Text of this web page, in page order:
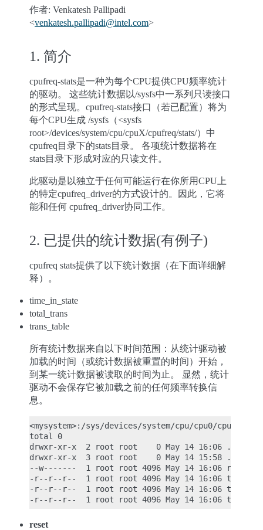
作者: Venkatesh Pallipadi
<venkatesh.pallipadi@intel.com>
1. 简介
cpufreq-stats是一种为每个CPU提供CPU频率统计
的驱动。 这些统计数据以/sysfs中一系列只读接口
的形式呈现。cpufreq-stats接口（若已配置）将为
每个CPU生成 /sysfs（<sysfs
root>/devices/system/cpu/cpuX/cpufreq/stats/）中
cpufreq目录下的stats目录。 各项统计数据将在
stats目录下形成对应的只读文件。
此驱动是以独立于任何可能运行在你所用CPU上
的特定cpufreq_driver的方式设计的。因此，它将
能和任何 cpufreq_driver协同工作。
2. 已提供的统计数据(有例子)
cpufreq stats提供了以下统计数据（在下面详细解
释）。
time_in_state
total_trans
trans_table
所有统计数据来自以下时间范围：从统计驱动被
加载的时间（或统计数据被重置的时间）开始，
到某一统计数据被读取的时间为止。 显然，统计
驱动不会保存它被加载之前的任何频率转换信
息。
<mysystem>:/sys/devices/system/cpu/cpu0/
total 0
drwxr-xr-x  2 root root    0 May 14 16:06 .
drwxr-xr-x  3 root root    0 May 14 15:58 ..
--w-------  1 root root 4096 May 14 16:06 reset
-r--r--r--  1 root root 4096 May 14 16:06
-r--r--r--  1 root root 4096 May 14 16:06
reset